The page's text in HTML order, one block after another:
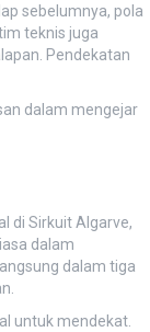
sebelumnya, pola
teknis juga
Pendekatan
dalam mengejar
di Sirkuit Algarve,
dalam
dalam tiga
untuk mendekat.